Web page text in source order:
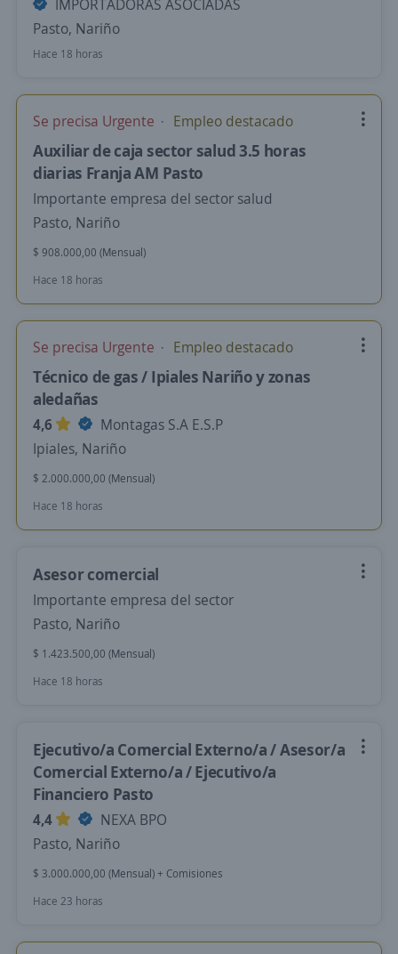
IMPORTADORAS ASOCIADAS
Pasto, Nariño
Hace 18 horas
Se precisa Urgente Empleo destacado
Auxiliar de caja sector salud 3.5 horas
diarias Franja AM Pasto
Importante empresa del sector salud
Pasto, Nariño
$ 908.000,00 (Mensual)
Hace 18 horas
Se precisa Urgente Empleo destacado
Técnico de gas / Ipiales Nariño y zonas
aledañas
4,6
Montagas S.A E.S.P
Ipiales, Nariño
$ 2.000.000,00 (Mensual)
Hace 18 horas
Asesor comercial
Importante empresa del sector
Pasto, Nariño
$ 1.423.500,00 (Mensual)
Hace 18 horas
Ejecutivo/a Comercial Externo/a / Asesor/a
Comercial Externo/a / Ejecutivo/a
Financiero Pasto
4,4
NEXA BPO
Pasto, Nariño
$ 3.000.000,00 (Mensual) + Comisiones
Hace 23 horas